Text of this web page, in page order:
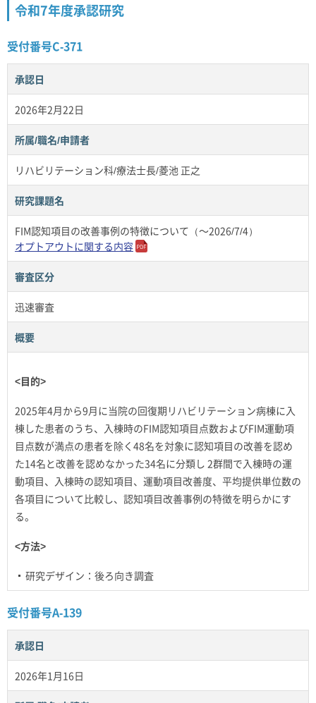
令和7年度承認研究
受付番号C-371
承認日
2026年2月22日
所属/職名/申請者
リハビリテーション科/療法士長/菱池 正之
研究課題名
FIM認知項目の改善事例の特徴について（～2026/7/4）
オプトアウトに関する内容
審査区分
迅速審査
概要
<目的>
2025年4月から9月に当院の回復期リハビリテーション病棟に入
棟した患者のうち、入棟時のFIM認知項目点数およびFIM運動項
目点数が満点の患者を除く48名を対象に認知項目の改善を認め
た14名と改善を認めなかった34名に分類し 2群間で入棟時の運
動項目、入棟時の認知項目、運動項目改善度、平均提供単位数の
各項目について比較し、認知項目改善事例の特徴を明らかにす
る。
<方法>
研究デザイン：後ろ向き調査
受付番号A-139
承認日
2026年1月16日